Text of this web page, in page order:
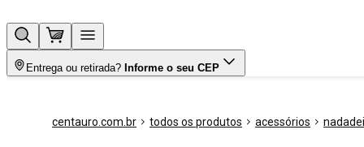
Entrega ou retirada? Informe o seu CEP
centauro.com.br todos os produtos acessórios